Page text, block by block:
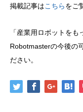
掲載記事はこちらをご
「産業用ロボットを
Robotmasterの今後の
ださい。